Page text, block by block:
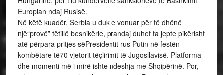
Europian ndaj Rusisë.
Në këtë kuadër, Serbia u duk e vonuar për të dhënë
një“provë” tëtillë besnikërie, prandaj duhet ta jepte pikërisht
atë përpara pritjes sëPresidentit rus Putin në festën
kombëtare të70 vjetorit tëçlirimit të Jugosllavisë. Platforma
dhe momenti më i mirë ishte ndeshja me Shqipërinë. Por,